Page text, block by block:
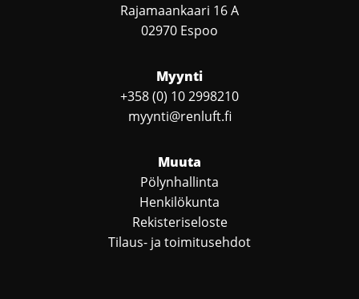
Rajamaankaari 16 A
02970 Espoo
Myynti
+358 (0) 10 2998210
myynti@renluft.fi
Muuta
Pölynhallinta
Henkilökunta
Rekisteriseloste
Tilaus- ja toimitusehdot